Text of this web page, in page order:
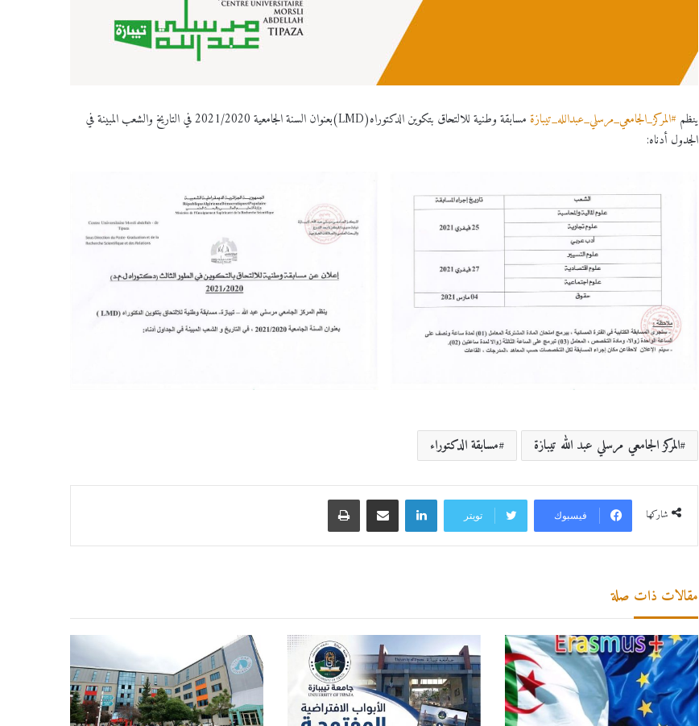
ينظم#المركز_الجامعي_مرسلي_عبدالله_تيبازة
مسابقة وطنية للالتحاق بتكوين الدكتوراه(LMD)بعنوان السنة الجامعية 2021/2020 في التاريخ والشعب المبينة في
الجدول أدناه:
المركز الجامعي مرسلي عبد الله تيبازة مسابقة الدكتوراء
شاركها فيسبوك تويتر
لينكدإن مشاركة عبر البريد طباعة
مقالات ذات صلة